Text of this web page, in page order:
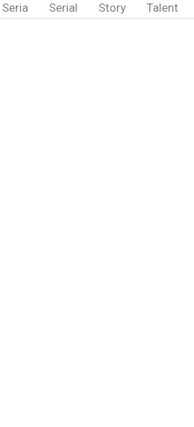
Seria Serial Story Talent